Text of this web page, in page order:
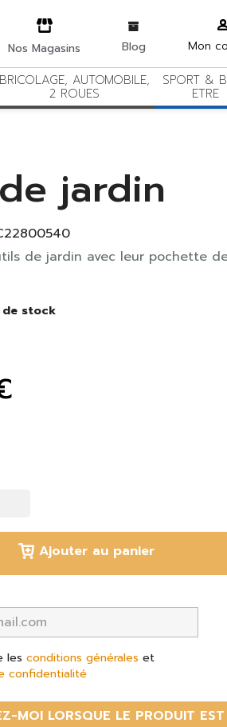
Nos Magasins Blog Mon
AUTOMOBILE,
2 ROUES
SPORT &
ETRE
jardin
de jardin avec leur pochette
stock
Ajouter au panier
lesconditions générales et
confidentialité
MOI LORSQUE LE PRODUIT